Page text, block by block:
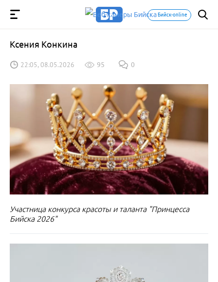
Бийск-online
Ксения Конкина
22:05, 08.05.2026 95 0
Участница конкурса красоты и таланта "Принцесса
Бийска 2026"